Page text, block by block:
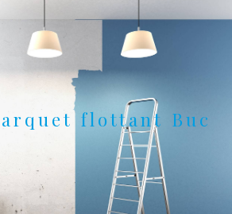
flottant Buc
cookies